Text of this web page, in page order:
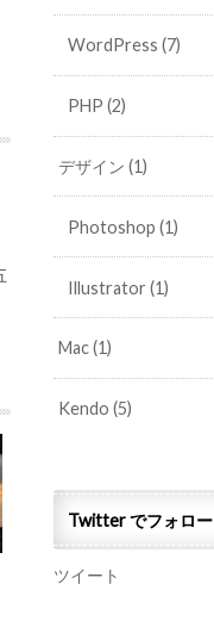
WordPress (7)
PHP (2)
デザイン(1)
Photoshop (1)
Illustrator (1)
Mac(1)
Kendo(5)
Twitter でフォロー
ツイート